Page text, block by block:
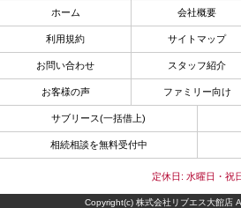
ホーム 会社概要
利用規約 サイトマップ
お問い合わせ スタッフ紹介
お客様の声 ファミリー向け
サブリース(一括借上)
相続相談を無料受付中
定休日: 水曜日・祝
Copyright(c) 株式会社リブエス大館店